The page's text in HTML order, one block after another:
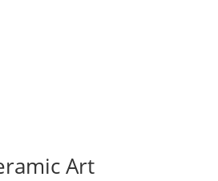
Art